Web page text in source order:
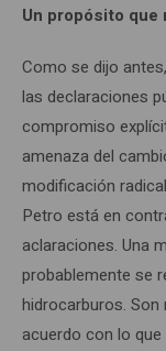
Un propósito que
Como se dijo
las declaraciones
compromiso
amenaza del
modificación
Petro está en
aclaraciones. Una
probablemente se
hidrocarburos.
acuerdo con lo